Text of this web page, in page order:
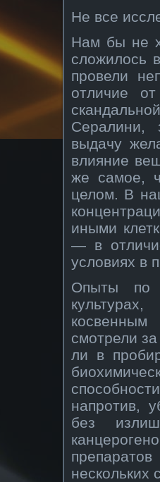
Не все
Нам бы не
сложилось
провели
отличие
Сералини,
выдачу
влияние
же самое,
целом. В
иными
— в
условиях в
Опыты по
смотрели
ли в
напротив,
без
нескольких